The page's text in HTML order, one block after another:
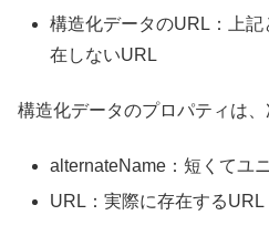
構造化データのURL：上
在しないURL
構造化データのプロパティは、
alternateName：短くてユ
URL：実際に存在するURL